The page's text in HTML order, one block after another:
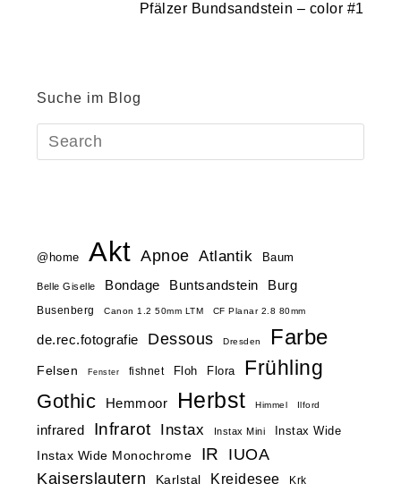
Pfälzer Bundsandstein – color #1
Suche im Blog
@home Akt Apnoe Atlantik Baum
Belle Giselle Bondage Buntsandstein Burg
Busenberg Canon 1.2 50mm LTM CF Planar 2.8 80mm
de.rec.fotografie Dessous Dresden Farbe
Felsen Fenster fishnet Floh Flora Frühling
Gothic Hemmoor Herbst Himmel Ilford
infrared Infrarot Instax Instax Mini
Instax Wide
Instax Wide Monochrome
IR
IUOA
Kaiserslautern
Karlstal Kreidesee Krk